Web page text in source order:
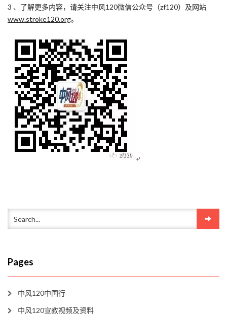
3 、了解更多内容，请关注中风120微信公众号（zf120）及网站
www.stroke120.org。
Pages
中风120中国行
中风120宣教视频及资料